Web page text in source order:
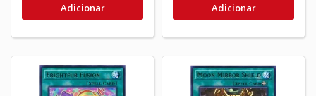
Adicionar Adicionar